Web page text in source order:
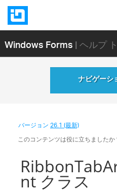
Windows Forms| ヘルプ
ナビゲーシ
バージョン26.1 (最新)
このコンテンツは役に立ちましたか
nt クラス